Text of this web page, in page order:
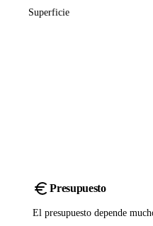
Superficie
Presupuesto
El presupuesto depende